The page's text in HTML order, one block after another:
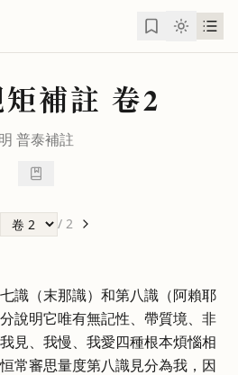
補註 卷2
明 普泰補註
/ 2
識（末那識）和第八識（阿賴耶
說明它唯有無記性、帶質境、非
見、我慢、我愛四種根本煩惱相
常審思量度第八識見分為我，因